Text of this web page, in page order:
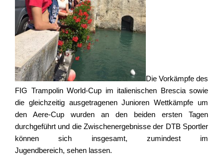
Die Vorkämpfe des
FIG Trampolin World-Cup im italienischen Brescia sowie
die gleichzeitig ausgetragenen Junioren Wettkämpfe um
den Aere-Cup wurden an den beiden ersten Tagen
durchgeführt und die Zwischenergebnisse der DTB Sportler
können sich insgesamt, zumindest im
Jugendbereich, sehen lassen.